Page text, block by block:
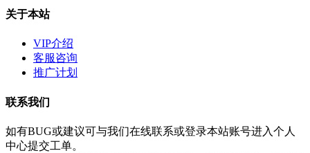
关于本站
VIP介绍
客服咨询
推广计划
联系我们
如有BUG或建议可与我们在线联系或登录本站账号进入个人
中心提交工单。